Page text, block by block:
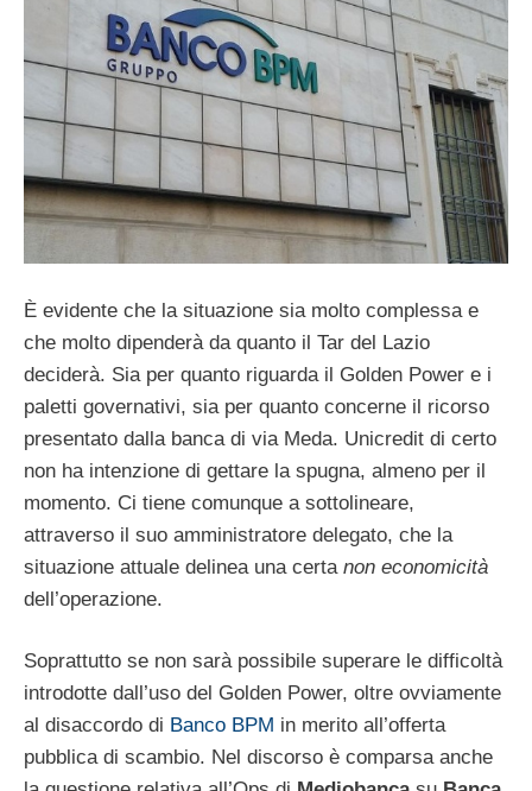
È evidente che la situazione sia molto complessa e
che molto dipenderà da quanto il Tar del Lazio
deciderà. Sia per quanto riguarda il Golden Power e i
paletti governativi, sia per quanto concerne il ricorso
presentato dalla banca di via Meda. Unicredit di certo
non ha intenzione di gettare la spugna, almeno per il
momento. Ci tiene comunque a sottolineare,
attraverso il suo amministratore delegato, che la
situazione attuale delinea una certa non economicità
dell’operazione.
Soprattutto se non sarà possibile superare le difficoltà
introdotte dall’uso del Golden Power, oltre ovviamente
al disaccordo di Banco BPM in merito all’offerta
pubblica di scambio. Nel discorso è comparsa anche